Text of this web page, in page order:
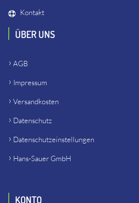
Kontakt
ÜBER UNS
AGB
Impressum
Versandkosten
Datenschutz
Datenschutzeinstellungen
Hans-Sauer GmbH
KONTO